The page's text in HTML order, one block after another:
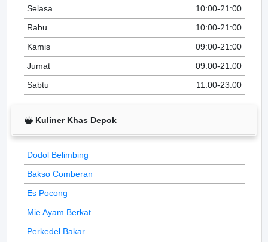
Selasa
10:00-21:00
Rabu
10:00-21:00
Kamis
09:00-21:00
Jumat
09:00-21:00
Sabtu
11:00-23:00
Kuliner Khas Depok
Dodol Belimbing
Bakso Comberan
Es Pocong
Mie Ayam Berkat
Perkedel Bakar